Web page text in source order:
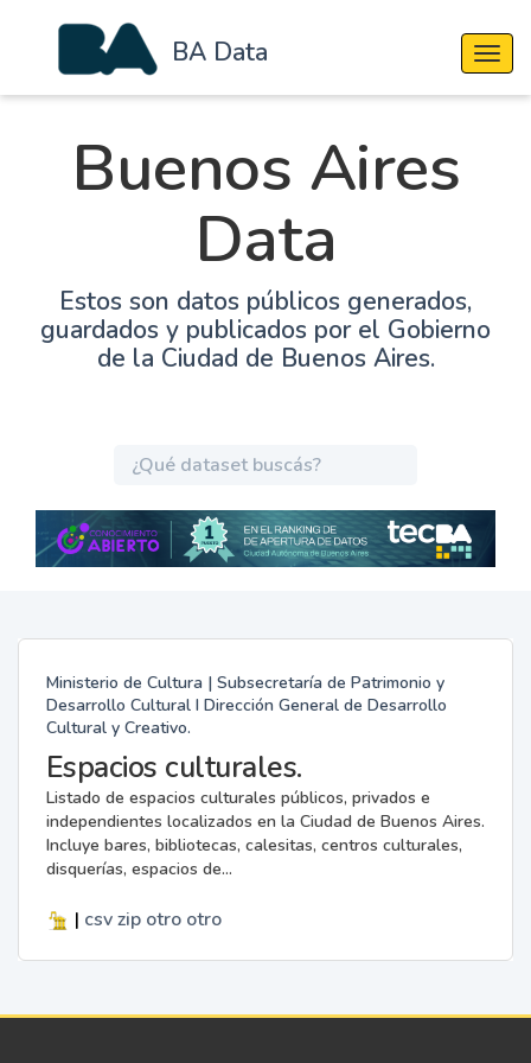
BA Data
Buenos Aires
Data
Estos son datos públicos generados,
guardados y publicados por el Gobierno
de la Ciudad de Buenos Aires.
Ministerio de Cultura | Subsecretaría de Patrimonio y
Desarrollo Cultural I Dirección General de Desarrollo
Cultural y Creativo.
Espacios culturales.
Listado de espacios culturales públicos, privados e
independientes localizados en la Ciudad de Buenos Aires.
Incluye bares, bibliotecas, calesitas, centros culturales,
disquerías, espacios de...
| csv zip otro otro